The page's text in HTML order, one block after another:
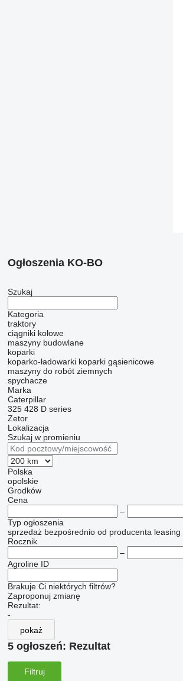
Ogłoszenia KO-BO
Szukaj
Kategoria
traktory
ciągniki kołowe
maszyny budowlane
koparki
koparko-ładowarki koparki gąsienicowe
maszyny do robót ziemnych
spychacze
Marka
Caterpillar
325 428 D series
Zetor
Lokalizacja
Szukaj w promieniu
Polska
opolskie
Grodków
Cena
–
Typ ogłoszenia
sprzedaż bezpośrednio od producenta leasing
Rocznik
–
Agroline ID
Brakuje Ci niektórych filtrów?
Zaproponuj zmianę
Rezultat:
-
pokaż
5 ogłoszeń: Rezultat
Filtruj